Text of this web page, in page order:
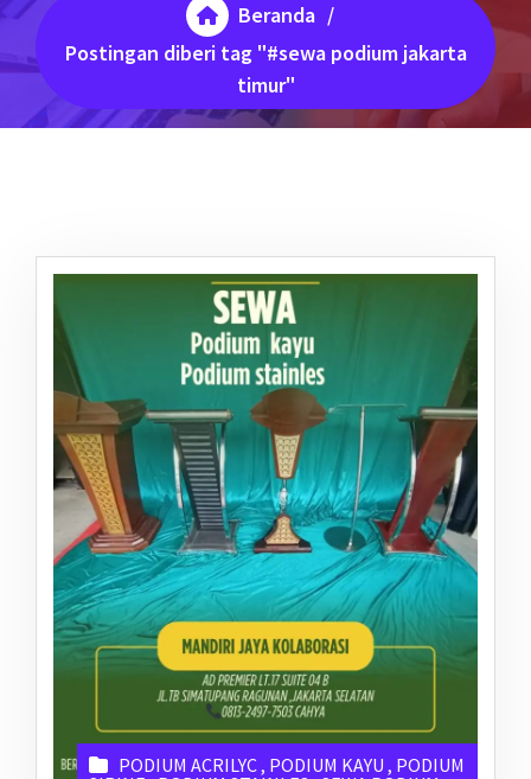
Beranda /
Postingan diberi tag "#sewa podium jakarta
timur"
PODIUM ACRILYC, PODIUM KAYU , PODIUM